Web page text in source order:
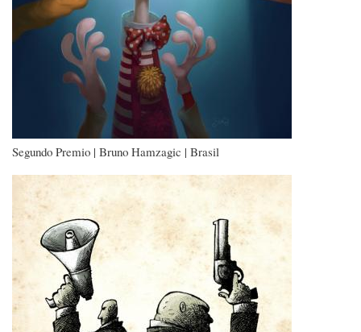
Segundo Premio | Bruno Hamzagic | Brasil
Imagen